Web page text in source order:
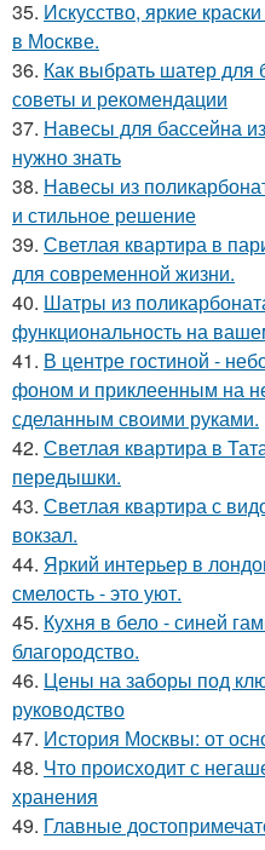
35. Искусство, яркие
в Москве.
36. Как выбрать шатер для
советы и рекомендации
37. Навесы для бассейна
нужно знать
38. Навесы из
и стильное решение
39. Светлая квартира в
для современной жизни.
40. Шатры из
функциональность на
41. В центре гостиной -
фоном и приклеенным на
сделанным своими руками.
42. Светлая квартира в
передышки.
43. Светлая квартира с
вокзал.
44. Яркий интерьер в
смелость - это уют.
45. Кухня в бело - синей
благородство.
46. Цены на заборы под
руководство
47. История Москвы: от
48. Что происходит с
хранения
49. Главные